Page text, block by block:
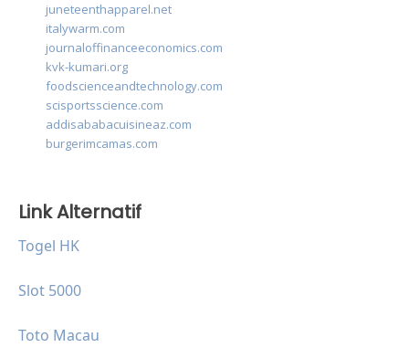
juneteenthapparel.net
italywarm.com
journaloffinanceeconomics.com
kvk-kumari.org
foodscienceandtechnology.com
scisportsscience.com
addisababacuisineaz.com
burgerimcamas.com
Link Alternatif
Togel HK
Slot 5000
Toto Macau